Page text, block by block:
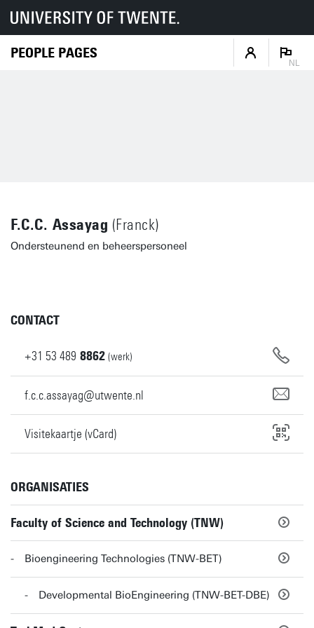
PEOPLE PAGES
NL
F.C.C. Assayag (Franck)
Ondersteunend en beheerspersoneel
CONTACT
+31 53 489 8862 (werk)
f.c.c.assayag@utwente.nl
Visitekaartje (vCard)
ORGANISATIES
Faculty of Science and Technology (TNW)
Bioengineering Technologies (TNW-BET)
Developmental BioEngineering (TNW-BET-DBE)